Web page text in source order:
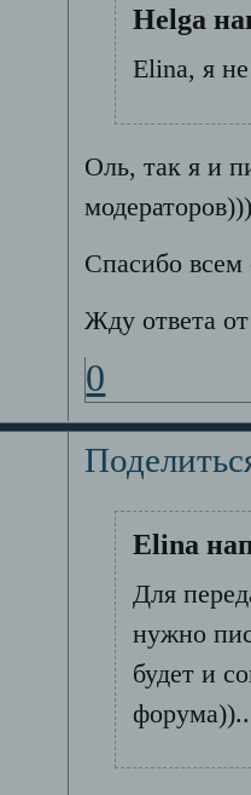
Helga
Elina, я
Оль, так я и
Спасибо всем
Жду ответа
0
Elina
Для
нужно
будет и